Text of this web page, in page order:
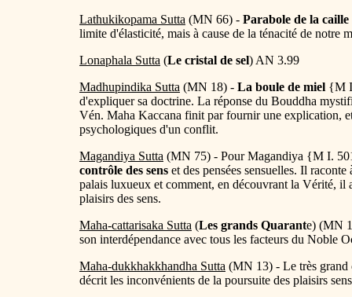
Lathukikopama Sutta (MN 66) - Parabole de la caille
limite d'élasticité, mais à cause de la ténacité de notre
Lonaphala Sutta (Le cristal de sel) AN 3.99
Madhupindika Sutta (MN 18) - La boule de miel {M
d'expliquer sa doctrine. La réponse du Bouddha
Vén. Maha Kaccana finit par fournir une explication,
psychologiques d'un conflit.
Magandiya Sutta (MN 75) - Pour Magandiya {M I.
contrôle des sens et des pensées sensuelles. Il
palais luxueux et comment, en découvrant la Vérité, il
plaisirs des sens.
Maha-cattarisaka Sutta (Les grands Quarante) (MN
son interdépendance avec tous les facteurs du Noble
Maha-dukkhakkhandha Sutta (MN 13) - Le très grand
décrit les inconvénients de la poursuite des plaisirs